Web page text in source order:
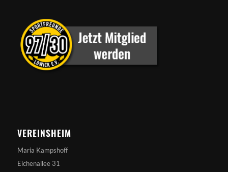
VEREINSHEIM
Maria Kampshoff
Eichenallee 31